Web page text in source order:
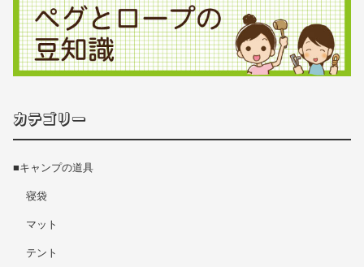
カテゴリー
■キャンプの道具
寝袋
マット
テント